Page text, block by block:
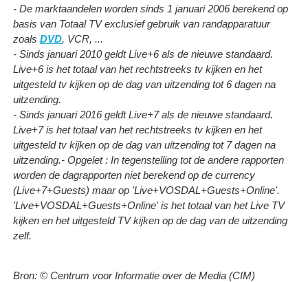
- De marktaandelen worden sinds 1 januari 2006 berekend op
basis van Totaal TV exclusief gebruik van randapparatuur
zoals DVD, VCR, ...
- Sinds januari 2010 geldt Live+6 als de nieuwe standaard.
Live+6 is het totaal van het rechtstreeks tv kijken en het
uitgesteld tv kijken op de dag van uitzending tot 6 dagen na
uitzending.
- Sinds januari 2016 geldt Live+7 als de nieuwe standaard.
Live+7 is het totaal van het rechtstreeks tv kijken en het
uitgesteld tv kijken op de dag van uitzending tot 7 dagen na
uitzending.- Opgelet : In tegenstelling tot de andere rapporten
worden de dagrapporten niet berekend op de currency
(Live+7+Guests) maar op 'Live+VOSDAL+Guests+Online'.
'Live+VOSDAL+Guests+Online' is het totaal van het Live TV
kijken en het uitgesteld TV kijken op de dag van de uitzending
zelf.
Bron: © Centrum voor Informatie over de Media (CIM)